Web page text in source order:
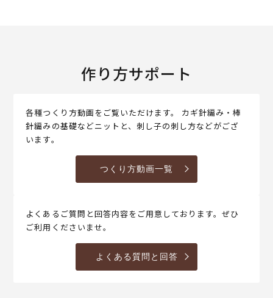
作り方サポート
各種つくり方動画をご覧いただけます。 カギ針編み・棒
針編みの基礎などニットと、刺し子の刺し方などがござ
います。
つくり方動画一覧
よくあるご質問と回答内容をご用意しております。ぜひ
ご利用くださいませ。
よくある質問と回答